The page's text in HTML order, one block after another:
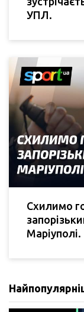
УПЛ.
Схилимо
Маріуполі.